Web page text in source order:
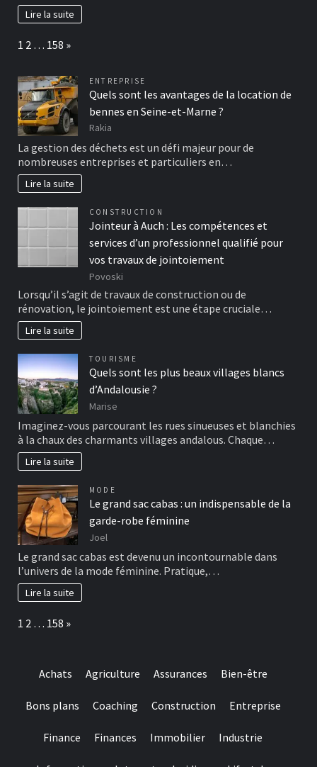
Lire la suite
Page:
1 2 … 158 Next
»
ENTREPRISE
Quels sont les avantages de la location de
bennes en Seine-et-Marne ?
Rakia
La gestion des déchets est un défi majeur pour de
nombreuses entreprises et particuliers en…
Lire la suite
CONSTRUCTION
Jointeur à Auch : Les compétences et
services d’un professionnel qualifié pour
vos travaux de jointoiement
Povoski
Lorsqu’il s’agit de travaux de construction ou de
rénovation, le jointoiement est une étape cruciale…
Lire la suite
TOURISME
Quels sont les plus beaux villages blancs
d’Andalousie ?
Marise
Imaginez-vous parcourant les rues sinueuses et blanchies
à la chaux des charmants villages andalous. Chaque…
Lire la suite
MODE
Le grand sac cabas : un indispensable de la
garde-robe féminine
Joel
Le grand sac cabas est devenu un incontournable dans
l’univers de la mode féminine. Pratique,…
Lire la suite
Page:
1 2 … 158 Next
»
Achats Agriculture Assurances Bien-être
Bons plans Coaching Construction Entreprise
Finance Finances Immobilier Industrie